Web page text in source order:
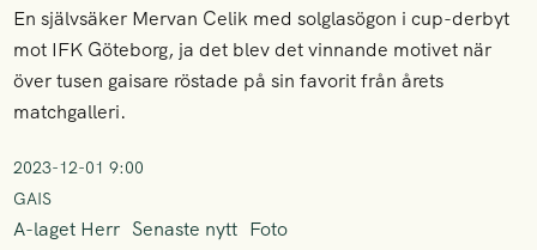
En självsäker Mervan Celik med solglasögon i cup-derbyt
mot IFK Göteborg, ja det blev det vinnande motivet när
över tusen gaisare röstade på sin favorit från årets
matchgalleri.
2023-12-01 9:00
GAIS
A-laget Herr Senaste nytt Foto